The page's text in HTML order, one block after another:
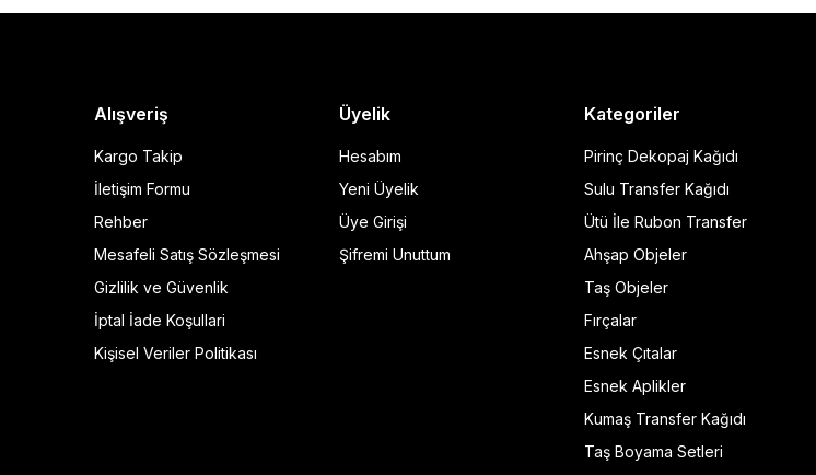
Alışveriş
Kargo Takip
İletişim Formu
Rehber
Mesafeli Satış Sözleşmesi
Gizlilik ve Güvenlik
İptal İade Koşullari
Kişisel Veriler Politikası
Üyelik
Hesabım
Yeni Üyelik
Üye Girişi
Şifremi Unuttum
Kategoriler
Pirinç Dekopaj Kağıdı
Sulu Transfer Kağıdı
Ütü İle Rubon Transfer
Ahşap Objeler
Taş Objeler
Fırçalar
Esnek Çıtalar
Esnek Aplikler
Kumaş Transfer Kağıdı
Taş Boyama Setleri